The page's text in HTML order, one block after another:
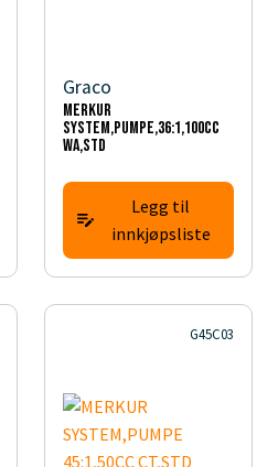
Graco
MERKUR
SYSTEM,PUMPE,36:1,100CC
WA,STD
Legg til
innkjøpsliste
G45C03